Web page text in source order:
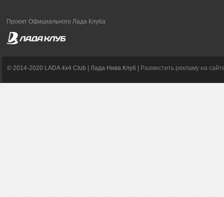
Проект Официального Лада Клуба
© 2014-2020 LADA 4x4 Club | Лада Нива Клуб | Разместить рекламу на